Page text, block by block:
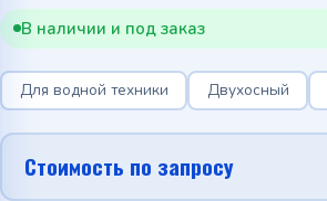
В наличии и под заказ
Для водной техники Двухосный
Стоимость по запросу